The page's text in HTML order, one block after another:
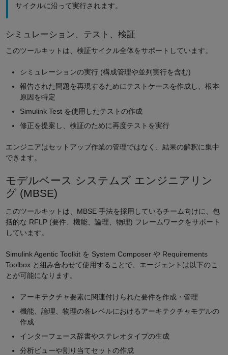
サイクルに沿って実行されます。
シミュレーション、テスト、検証
このツールキットは、検証サイクル全体をサポートしています。
シミュレーションの実行 (構成管理や並列実行を含む)
報告された問題を再現するためにテストケースを作成し、根本
原因を特定
Simulink Test を使用したテストの作成
修正を提案し、検証のために再度テストを実行
エンジニアはセットアップ作業の管理ではなく、結果の解釈に集中
できます。
モデルベース システムズ エンジニアリン
グ (MBSE)
このツールキットは、MBSE 手法を採用しているチーム向けに、包
括的な RFLP (要件、機能、論理、物理) フレームワークをサポート
しています。
Simulink Agentic Toolkit を System Composer や Requirements
Toolbox と組み合わせて使用することで、エージェントは以下のこ
とが可能になります。
アーキテクチャ要素に関連付けられた要件を作成・管理
機能、論理、物理の各レベルにおけるアーキテクチャモデルの
作成
インターフェース辞書やステレオタイプの生成
分析ビューや割り当てセットの作成